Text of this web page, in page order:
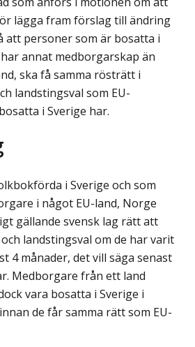
lägga fram förslag till ändring
att personer som är bosatta i
annat medborgarskap än
ska få samma rösträtt i
landstingsval som EU-
i Sverige har.
i Sverige och som
i något EU-land, Norge
gällande svensk lag rätt att
landstingsval om de har varit
4 månader, det vill säga senast
Medborgare från ett land
vara bosatta i Sverige i
de får samma rätt som EU-